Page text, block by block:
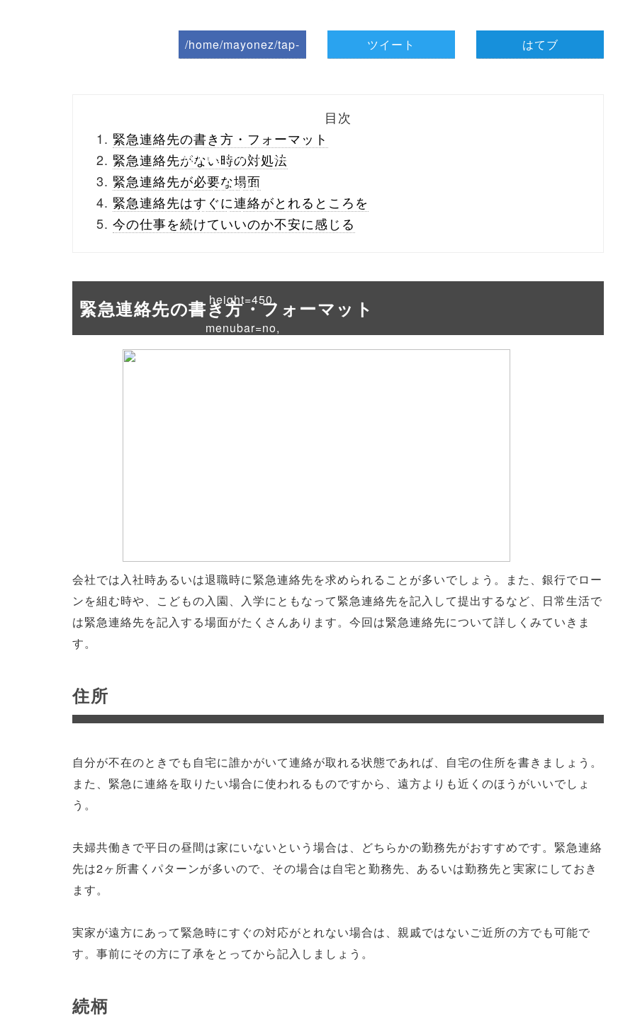
/home/mayonez/tap-
_theme/parts/sns-
buttons.php on line
/1018450"
onclick="window.open
height=450,
menubar=no,
ツイート はてブ
目次
緊急連絡先の書き方・フォーマット
緊急連絡先がない時の対処法
緊急連絡先が必要な場面
緊急連絡先はすぐに連絡がとれるところを
今の仕事を続けていいのか不安に感じる
緊急連絡先の書き方・フォーマット
会社では入社時あるいは退職時に緊急連絡先を求められることが多いでしょう。また、銀行でロー
ンを組む時や、こどもの入園、入学にともなって緊急連絡先を記入して提出するなど、日常生活で
は緊急連絡先を記入する場面がたくさんあります。今回は緊急連絡先について詳しくみていきま
す。
住所
自分が不在のときでも自宅に誰かがいて連絡が取れる状態であれば、自宅の住所を書きましょう。
また、緊急に連絡を取りたい場合に使われるものですから、遠方よりも近くのほうがいいでしょ
う。
夫婦共働きで平日の昼間は家にいないという場合は、どちらかの勤務先がおすすめです。緊急連絡
先は2ヶ所書くパターンが多いので、その場合は自宅と勤務先、あるいは勤務先と実家にしておき
ます。
実家が遠方にあって緊急時にすぐの対応がとれない場合は、親戚ではないご近所の方でも可能で
す。事前にその方に了承をとってから記入しましょう。
続柄